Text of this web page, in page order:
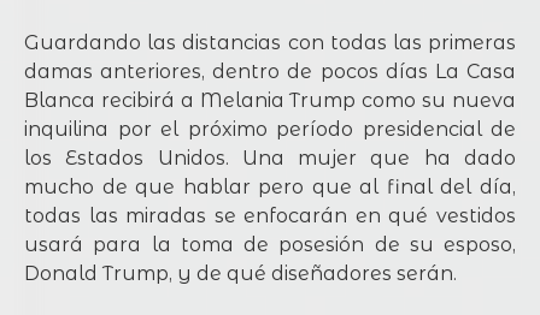
Guardando las distancias con todas las primeras
damas anteriores, dentro de pocos días La Casa
Blanca recibirá a Melania Trump como su nueva
inquilina por el próximo período presidencial de
los Estados Unidos. Una mujer que ha dado
mucho de que hablar pero que al final del día,
todas las miradas se enfocarán en qué vestidos
usará para la toma de posesión de su esposo,
Donald Trump, y de qué diseñadores serán.